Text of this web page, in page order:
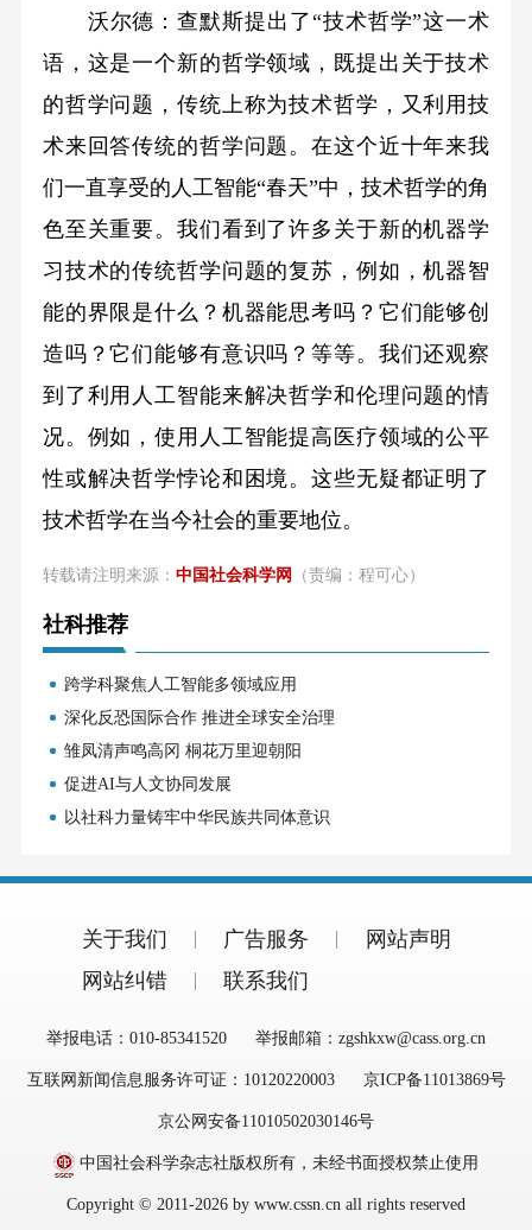
沃尔德：查默斯提出了“技术哲学”这一术
语，这是一个新的哲学领域，既提出关于技术
的哲学问题，传统上称为技术哲学，又利用技
术来回答传统的哲学问题。在这个近十年来我
们一直享受的人工智能“春天”中，技术哲学的角
色至关重要。我们看到了许多关于新的机器学
习技术的传统哲学问题的复苏，例如，机器智
能的界限是什么？机器能思考吗？它们能够创
造吗？它们能够有意识吗？等等。我们还观察
到了利用人工智能来解决哲学和伦理问题的情
况。例如，使用人工智能提高医疗领域的公平
性或解决哲学悖论和困境。这些无疑都证明了
技术哲学在当今社会的重要地位。
转载请注明来源： 中国社会科学网 （责编：程可心）
社科推荐
跨学科聚焦人工智能多领域应用
深化反恐国际合作 推进全球安全治理
雏凤清声鸣高冈 桐花万里迎朝阳
促进AI与人文协同发展
以社科力量铸牢中华民族共同体意识
关于我们 广告服务
网站声明
网站纠错
联系我们
举报电话：010-85341520 举报邮箱：zgshkxw@cass.org.cn
互联网新闻信息服务许可证：10120220003 京ICP备11013869号
京公网安备11010502030146号
中国社会科学杂志社版权所有，未经书面授权禁止使用
Copyright © 2011-2026 by www.cssn.cn all rights reserved